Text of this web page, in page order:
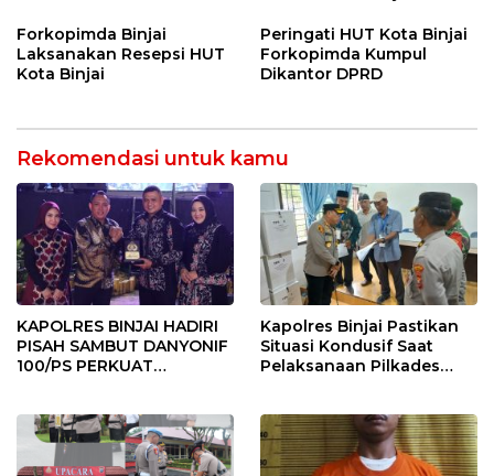
Forkopimda Binjai
Laksanakan Resepsi HUT
Kota Binjai
Peringati HUT Kota Binjai
Forkopimda Kumpul
Dikantor DPRD
Rekomendasi untuk kamu
KAPOLRES BINJAI HADIRI
PISAH SAMBUT DANYONIF
100/PS PERKUAT
Kapolres Binjai Pastikan
Situasi Kondusif Saat
Pelaksanaan Pilkades